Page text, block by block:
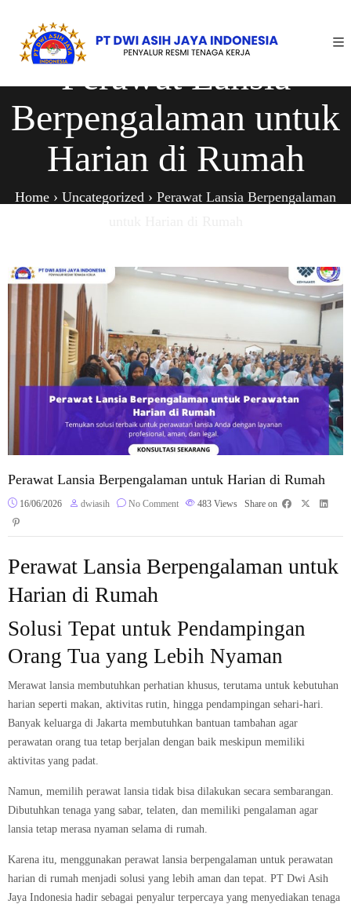
Perawat Lansia
Berpengalaman untuk
Harian di Rumah
Home › Uncategorized › Perawat Lansia Berpengalaman
Perawat Lansia Berpengalaman untuk Harian di Rumah
16/06/2026 dwiasih No Comment 483 Views Share on
Perawat Lansia Berpengalaman untuk
Harian di Rumah
Solusi Tepat untuk Pendampingan
Orang Tua yang Lebih Nyaman
Merawat lansia membutuhkan perhatian khusus, terutama untuk kebutuhan
harian seperti makan, aktivitas rutin, hingga pendampingan sehari-hari.
Banyak keluarga di Jakarta membutuhkan bantuan tambahan agar
perawatan orang tua tetap berjalan dengan baik meskipun memiliki
aktivitas yang padat.
Namun, memilih perawat lansia tidak bisa dilakukan secara sembarangan.
Dibutuhkan tenaga yang sabar, telaten, dan memiliki pengalaman agar
lansia tetap merasa nyaman selama di rumah.
Karena itu, menggunakan perawat lansia berpengalaman untuk perawatan
harian di rumah menjadi solusi yang lebih aman dan tepat. PT Dwi Asih
Jaya Indonesia hadir sebagai penyalur terpercaya yang menyediakan tenaga